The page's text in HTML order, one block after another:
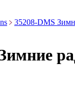
35208-DMS